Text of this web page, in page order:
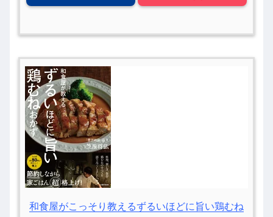
和食屋がこっそり教えるずるいほどに旨い鶏むね